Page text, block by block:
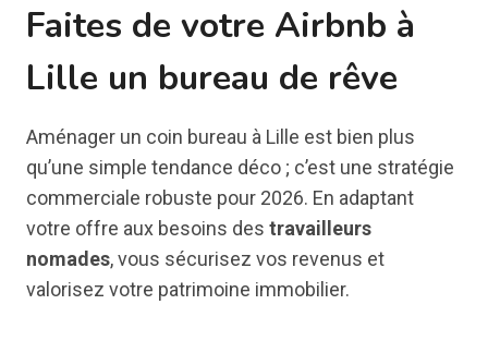
Faites de votre Airbnb à
Lille un bureau de rêve
Aménager un coin bureau à Lille est bien plus
qu’une simple tendance déco ; c’est une stratégie
commerciale robuste pour 2026. En adaptant
votre offre aux besoins des travailleurs
nomades, vous sécurisez vos revenus et
valorisez votre patrimoine immobilier.